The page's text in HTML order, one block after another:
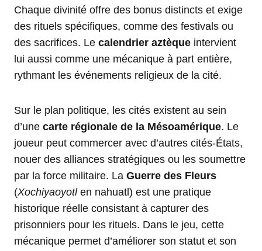
Chaque divinité offre des bonus distincts et exige
des rituels spécifiques, comme des festivals ou
des sacrifices. Le calendrier aztèque intervient
lui aussi comme une mécanique à part entière,
rythmant les événements religieux de la cité.
Sur le plan politique, les cités existent au sein
d’une carte régionale de la Mésoamérique. Le
joueur peut commercer avec d’autres cités-États,
nouer des alliances stratégiques ou les soumettre
par la force militaire. La Guerre des Fleurs
(Xochiyaoyotlen nahuatl) est une pratique
historique réelle consistant à capturer des
prisonniers pour les rituels. Dans le jeu, cette
mécanique permet d’améliorer son statut et son